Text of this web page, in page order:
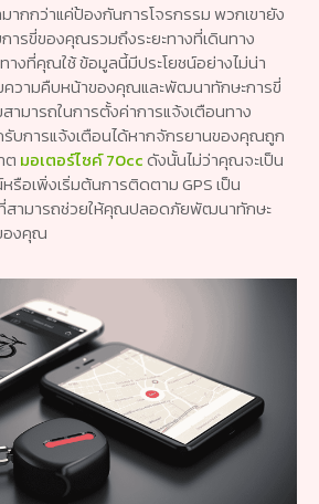
ากกว่าแค่ป้องกันการโจรกรรม พวกเขายัง
ารขี่ของคุณรวมถึงระยะทางที่เดินทาง
างที่คุณใช้ ข้อมูลนี้มีประโยชน์อย่างไม่น่า
ความคืบหน้าของคุณและพัฒนาทักษะการขี่
มารถในการตั้งค่าการแจ้งเตือนทาง
บการแจ้งเตือนได้หากจักรยานของคุณถูก
ต มอเตอร์ไซค์ 70ccดังนั้นไม่ว่าคุณจะเป็น
อเพิ่งเริ่มต้นการติดตาม GPS เป็น
สามารถช่วยให้คุณปลอดภัยพัฒนาทักษะ
องคุณ